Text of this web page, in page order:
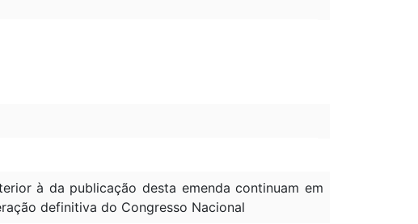
à da publicação desta emenda continuam em
definitiva do Congresso Nacional